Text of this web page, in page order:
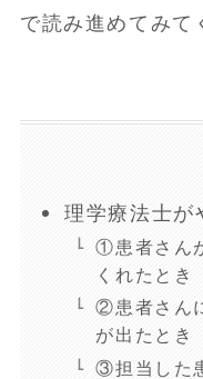
で読み進めてみて
理学療法士が
①患者さん
くれたとき
②患者さん
が出たとき
③担当した